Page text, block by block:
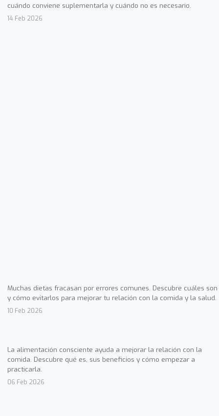
cuándo conviene suplementarla y cuándo no es necesario.
14 Feb 2026
Muchas dietas fracasan por errores comunes. Descubre cuáles son
y cómo evitarlos para mejorar tu relación con la comida y la salud.
10 Feb 2026
La alimentación consciente ayuda a mejorar la relación con la
comida. Descubre qué es, sus beneficios y cómo empezar a
practicarla.
06 Feb 2026